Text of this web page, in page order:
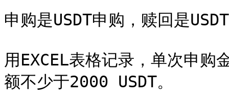
申购是USDT申购，赎回是
用EXCEL表格记录，单次申
额不少于2000 USDT。